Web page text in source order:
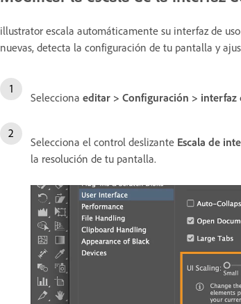
illustrator escala automáticamente su interfaz de
nuevas, detecta la configuración de tu pantalla y
Selecciona editar > Configuración > interfaz
Selecciona el control deslizante Escala de
la resolución de tu pantalla.